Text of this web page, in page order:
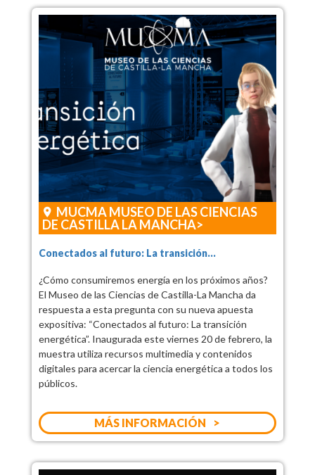
MUCMA MUSEO DE LAS CIENCIAS
DE CASTILLA LA MANCHA
Conectados al futuro: La transición...
¿Cómo consumiremos energía en los próximos años?
El Museo de las Ciencias de Castilla-La Mancha da
respuesta a esta pregunta con su nueva apuesta
expositiva: “Conectados al futuro: La transición
energética”. Inaugurada este viernes 20 de febrero, la
muestra utiliza recursos multimedia y contenidos
digitales para acercar la ciencia energética a todos los
públicos.
MÁS INFORMACIÓN